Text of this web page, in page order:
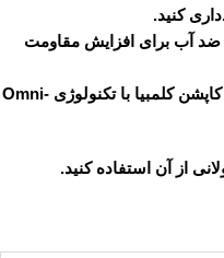
کنید.
ضد آب برای افزایش مقاومت
با رعایت این نکات ساده، می‌توانید عمر کاپشن کلمبیا با تکنولوژی Omni-
از آن استفاده کنید.